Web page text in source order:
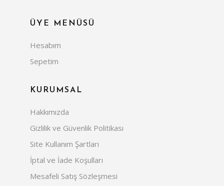
ÜYE MENÜSÜ
Hesabım
Sepetim
KURUMSAL
Hakkımızda
Gizlilik ve Güvenlik Politikası
Site Kullanım Şartları
İptal ve İade Koşulları
Mesafeli Satış Sözleşmesi